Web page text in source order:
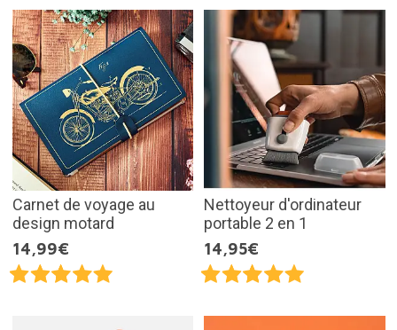
Carnet de voyage au
design motard
14,99€
Nettoyeur d'ordinateur
portable 2 en 1
14,95€